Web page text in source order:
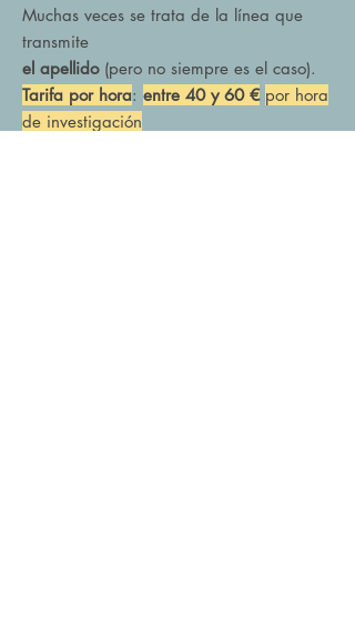
Muchas veces se trata de la línea que
transmite
el apellido (pero no siempre es el caso).
Tarifa por hora: entre 40 y 60 € por hora
de investigación